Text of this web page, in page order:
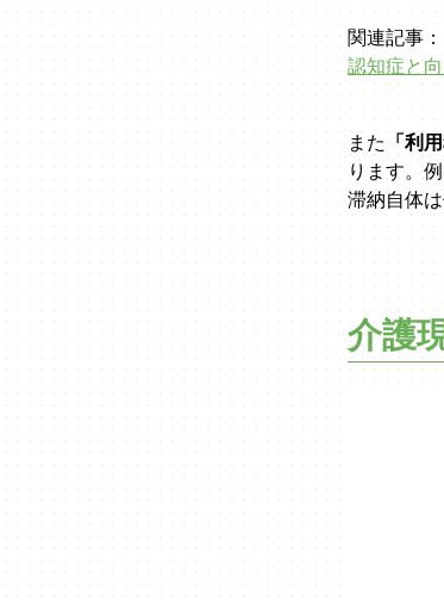
関連記事：
認知症と
また 「利
ります。
滞納自体
介護